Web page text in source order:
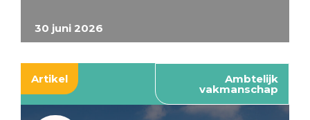
30 juni 2026
Artikel Ambtelijk
vakmanschap